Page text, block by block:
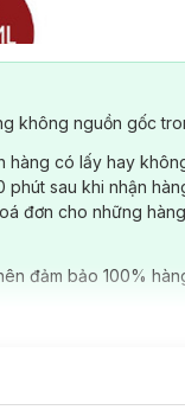
không nguồn gốc
hàng có lấy hay
sau khi nhận
đơn cho những
đảm bảo 100%